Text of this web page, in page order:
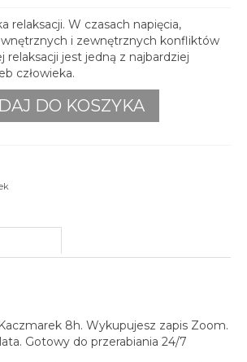
relaksacji. W czasach napięcia,
i zewnętrznych konfliktów
relaksacji jest jedną z najbardziej
człowieka.
DO KOSZYKA
8h. Wykupujesz zapis Zoom.
Gotowy do przerabiania 24/7